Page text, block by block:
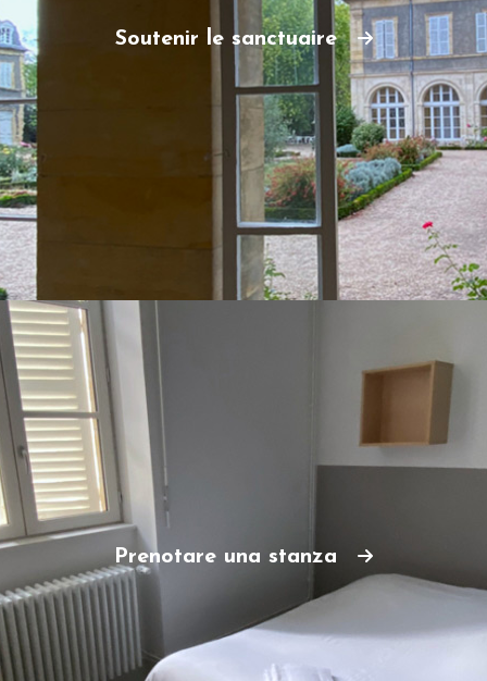
Soutenir le sanctuaire
Prenotare una stanza